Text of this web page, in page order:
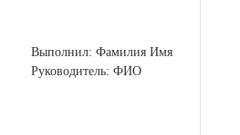
Выполнил: Фамилия Имя
Руководитель: ФИО